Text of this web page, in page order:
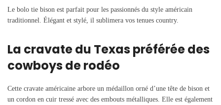
Le bolo tie bison est parfait pour les passionnés du style américain
traditionnel. Élégant et stylé, il sublimera vos tenues country.
La cravate du Texas préférée des
cowboys de rodéo
Cette cravate américaine arbore un médaillon orné d’une tête de bison et
un cordon en cuir tressé avec des embouts métalliques. Elle est également